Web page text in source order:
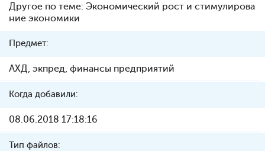
Другое по теме: Экономический рост и стимулирова
ние экономики
Предмет:
АХД, экпред, финансы предприятий
Когда добавили:
08.06.2018 17:18:16
Тип файлов: